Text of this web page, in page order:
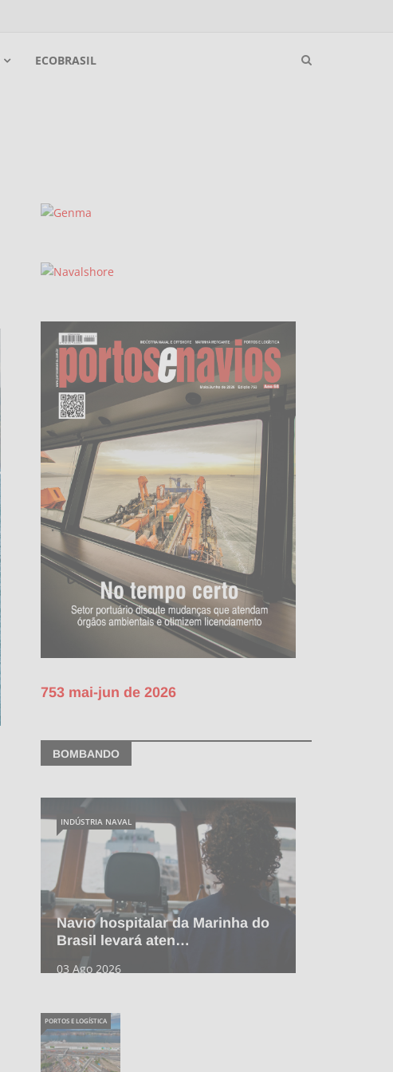
ECOBRASIL
753 mai-jun de 2026
BOMBANDO
Navio hospitalar da Marinha do
Brasil levará aten…
03 Ago 2026
INDÚSTRIA NAVAL
PORTOS E LOGÍSTICA